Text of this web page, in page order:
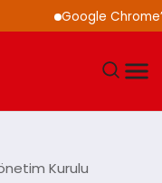
Google Chrome’a
Kurulu